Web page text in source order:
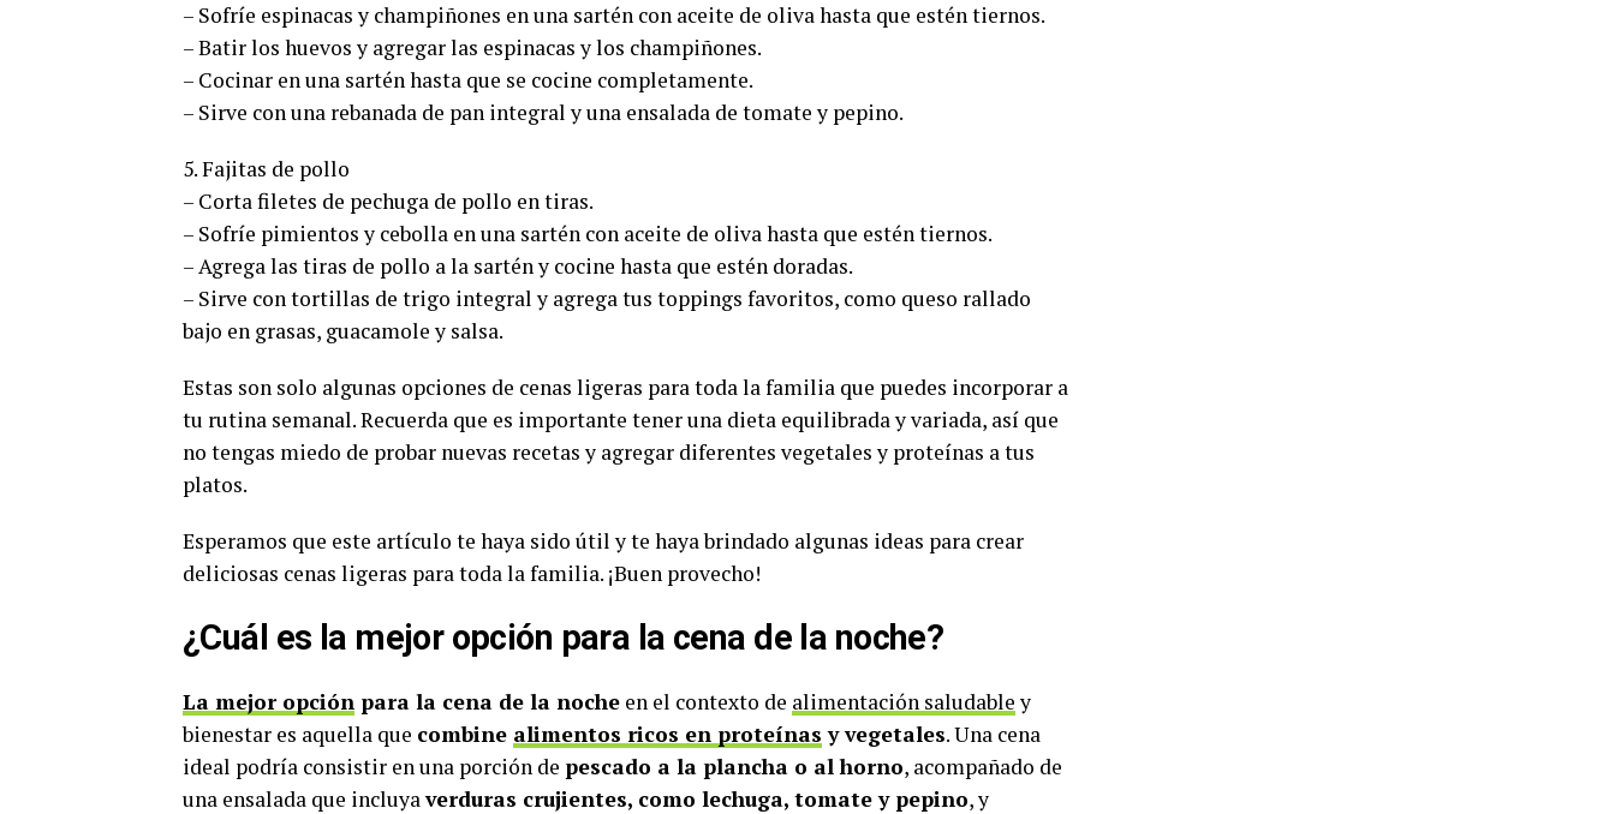
– Sofríe espinacas y champiñones en una sartén con aceite de oliva hasta que estén tiernos.
– Batir los huevos y agregar las espinacas y los champiñones.
– Cocinar en una sartén hasta que se cocine completamente.
– Sirve con una rebanada de pan integral y una ensalada de tomate y pepino.
5. Fajitas de pollo
– Corta filetes de pechuga de pollo en tiras.
– Sofríe pimientos y cebolla en una sartén con aceite de oliva hasta que estén tiernos.
– Agrega las tiras de pollo a la sartén y cocine hasta que estén doradas.
– Sirve con tortillas de trigo integral y agrega tus toppings favoritos, como queso rallado
bajo en grasas, guacamole y salsa.
Estas son solo algunas opciones de cenas ligeras para toda la familia que puedes incorporar a
tu rutina semanal. Recuerda que es importante tener una dieta equilibrada y variada, así que
no tengas miedo de probar nuevas recetas y agregar diferentes vegetales y proteínas a tus
platos.
Esperamos que este artículo te haya sido útil y te haya brindado algunas ideas para crear
deliciosas cenas ligeras para toda la familia. ¡Buen provecho!
¿Cuál es la mejor opción para la cena de la noche?
La mejor opción para la cena de la noche en el contexto de alimentación saludabley
bienestar es aquella que combine alimentos ricos en proteínas y vegetales. Una cena
ideal podría consistir en una porción de pescado a la plancha o al horno, acompañado de
una ensalada que incluyaverduras crujientes, como lechuga, tomate y pepino, y